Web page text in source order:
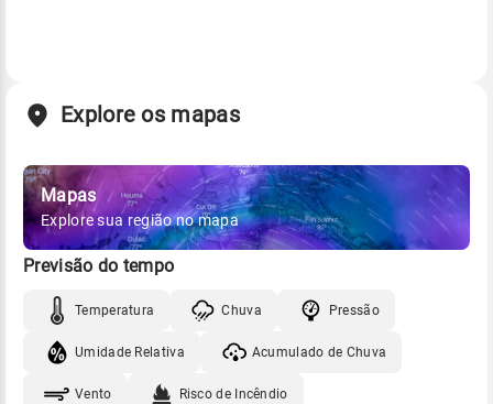
Explore os mapas
Mapas
Explore sua região no mapa
Previsão do tempo
Temperatura Chuva Pressão
Umidade Relativa Acumulado de Chuva
Vento Risco de Incêndio